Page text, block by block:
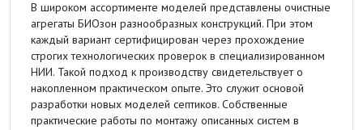
В широком ассортименте моделей представлены очистные
агрегаты БИОзон разнообразных конструкций. При этом
каждый вариант сертифицирован через прохождение
строгих технологических проверок в специализированном
НИИ. Такой подход к производству свидетельствует о
накопленном практическом опыте. Это служит основой
разработки новых моделей септиков. Собственные
практические работы по монтажу описанных систем в